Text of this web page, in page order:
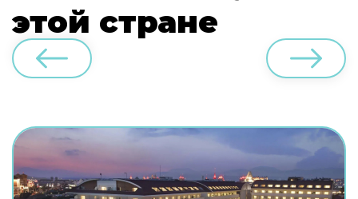
этой стране